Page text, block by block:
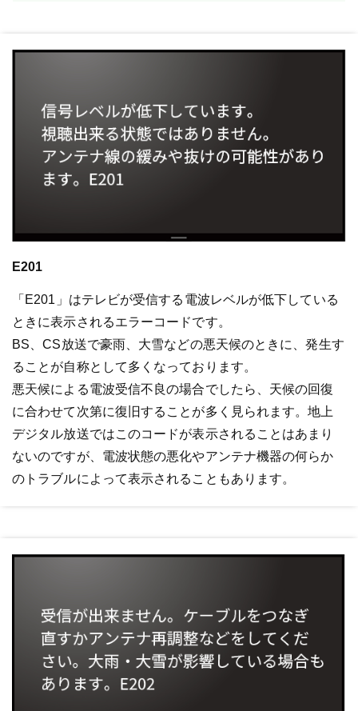
E201
「E201」はテレビが受信する電波レベルが低下している
ときに表示されるエラーコードです。
BS、CS放送で豪雨、大雪などの悪天候のときに、発生す
ることが自称として多くなっております。
悪天候による電波受信不良の場合でしたら、天候の回復
に合わせて次第に復旧することが多く見られます。地上
デジタル放送ではこのコードが表示されることはあまり
ないのですが、電波状態の悪化やアンテナ機器の何らか
のトラブルによって表示されることもあります。